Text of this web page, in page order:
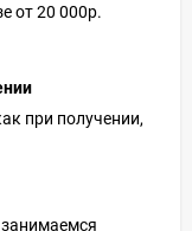
от 20 000р.
при получении,